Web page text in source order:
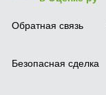
Обратная связь
Безопасная сделка